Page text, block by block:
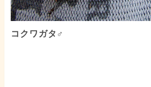
コクワガタ♂